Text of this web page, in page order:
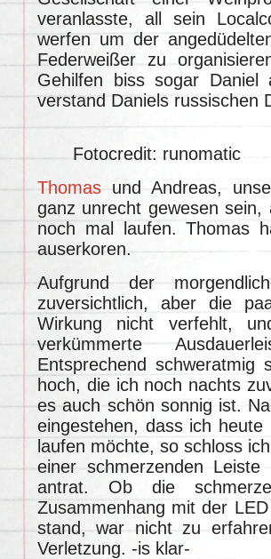
veranlasste, all sein
werfen um der
Federweißer zu
Gehilfen biss sogar
verstand Daniels russischen
Fotocredit: runomatic
Thomas und Andreas,
ganz unrecht gewesen
noch mal laufen. Thomas
auserkoren.
Aufgrund der
zuversichtlich, aber die
Wirkung nicht verfehlt,
verkümmerte
Entsprechend schweratmig
hoch, die ich noch nachts
es auch schön sonnig ist.
eingestehen, dass ich
laufen möchte, so schloss
einer schmerzenden
antrat. Ob die
Zusammenhang mit der
stand, war nicht zu
Verletzung. -is klar-